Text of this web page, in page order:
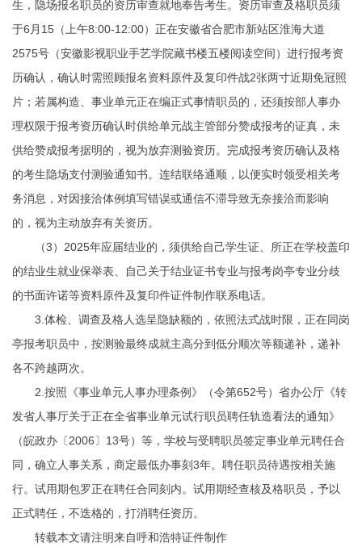
生，隐场报名职员的资历审查就地奉告考生。资历审查及格职员须
于6月15（上午8:00-12:00）正在安徽省合肥市新站区淮海大道
2575号（安徽影视职业手艺学院藏书楼五楼阅读空间）进行报考资
历确认，确认时需照顾报名资料原件及复印件战2张两寸近期免冠照
片；若属构造、事业单元正在编正式事情职员的，还须按部人事办
理权限于报考资历确认时供给单元战主管部分赞成报考的证真，未
供给赞成报考据明的，视为放弃测验资历。完成报考资历确认及格
的考生隐场支付测验通知书。连结联络通顺，以便实时领受相关考
务消息，对因接洽体例填写错误或通信不滞导致无奈接洽而影响
的，视为主动放弃有关资历。
（3）2025年应届结业的，须供给自己学生证、所正在学校盖印
的结业生就业保举表、自己关于结业证书专业与报考岗亭专业分歧
的书面许诺等资料原件及复印件证件制作联系电话。
3.体检、调查及格人选呈隐缺额的，依照法式战时限，正在同岗
亭报考职员中，按测验最终成就主高分到低分顺次等额递补，递补
各不跨越两次。
2.按照《事业单元人事办理条例》（令第652号）省办公厅《转
发省人事厅关于正在全省事业单元试行职员聘任轨造看法的通知》
（皖政办〔2006〕13号）等，学校与受聘职员签定事业单元聘任合
同，确立人事关系，商定最低办事刻3年。聘任职员待遇按相关施
行。试用期包罗正在聘任合同刻内。试用期经查核及格职员，予以
正式聘任，不迭格的，打消聘任资历。
转载本文请注明来自呼和浩特证件制作